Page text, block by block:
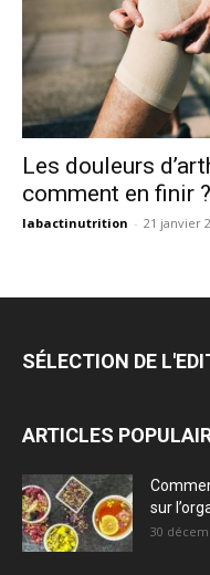
Les douleurs
comment en finir
labactinutrition - 21 janvier
SÉLECTION DE
ARTICLES
sur
30